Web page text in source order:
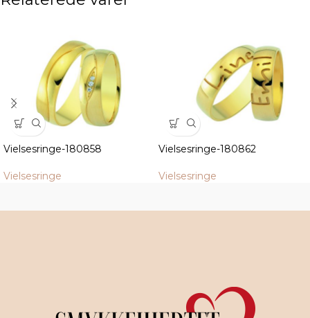
Vielsesringe-180858
Vielsesringe
Vielsesringe-180862
Vielsesringe